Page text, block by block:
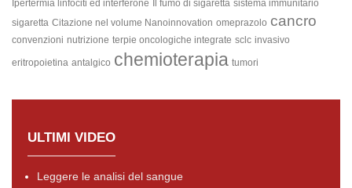
Ipertermia linfociti ed interferone
Il fumo di sigaretta sistema immunitario
sigaretta Citazione nel volume Nanoinnovation omeprazolo cancro
convenzioni nutrizione terpie oncologiche integrate sclc invasivo
eritropoietina antalgico chemioterapia tumori
ULTIMI VIDEO
Leggere le analisi del sangue